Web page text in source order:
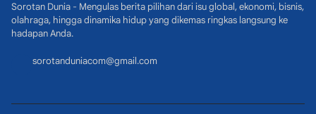
Sorotan Dunia - Mengulas berita pilihan dari isu global, ekonomi, bisnis,
olahraga, hingga dinamika hidup yang dikemas ringkas langsung ke
hadapan Anda.
sorotanduniacom@gmail.com